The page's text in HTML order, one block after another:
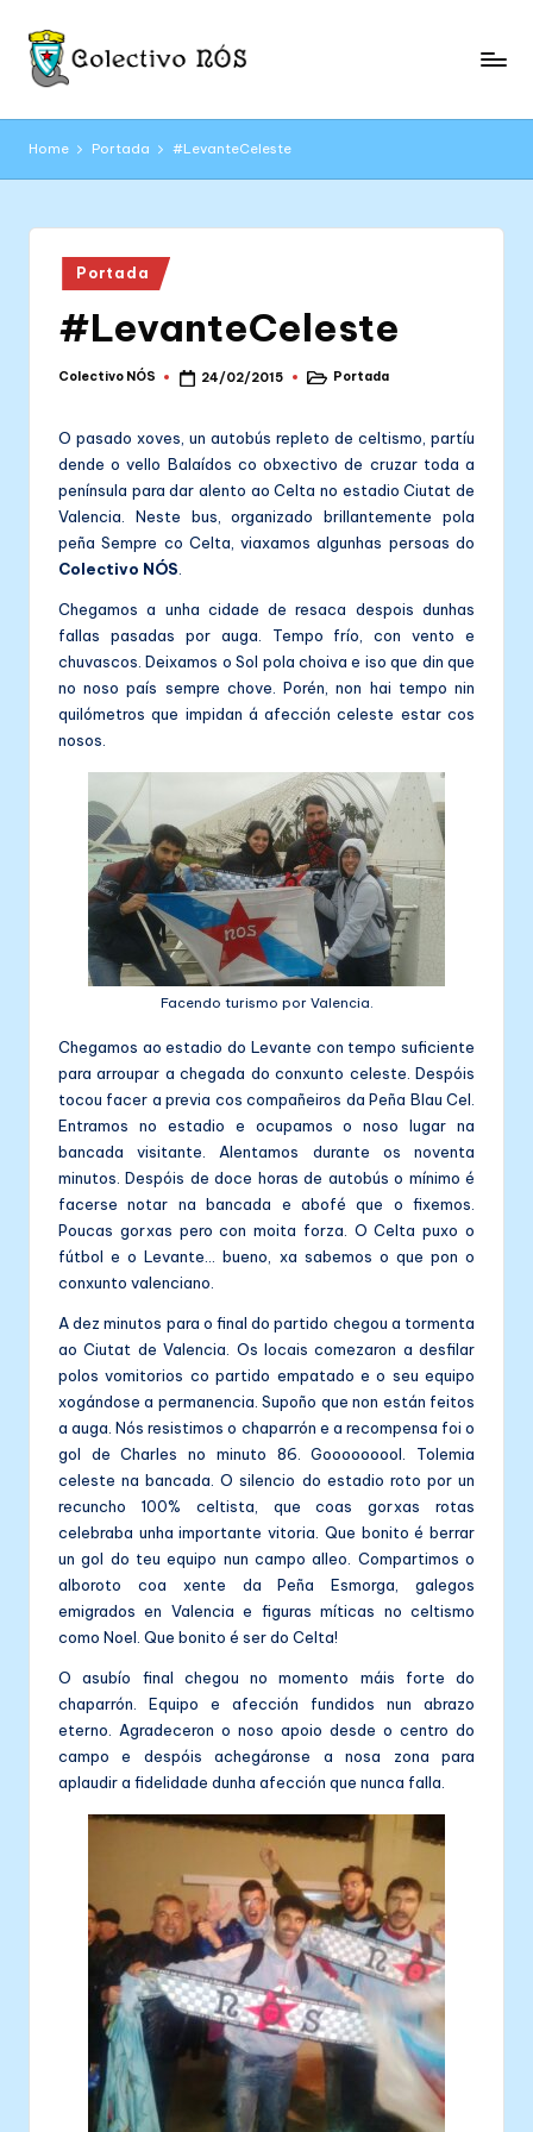
Skip
o
l
e
oficial
Home Portada #LevanteCeleste
Posted
in
Portada
#LevanteCeleste
Posted
Colectivo NÓS 24/02/2015
PostedPortada
O pasado xoves, un autobús repleto de celtismo, partíu
dende o vello Balaídos co obxectivo de cruzar toda a
península para dar alento ao Celta no estadio Ciutat de
Valencia. Neste bus, organizado brillantemente pola
peña Sempre co Celta, viaxamos algunhas persoas do
Colectivo NÓS
Chegamos a unha cidade de resaca despois dunhas
fallas pasadas por auga. Tempo frío, con vento e
chuvascos. Deixamos o Sol pola choiva e iso que din que
no noso país sempre chove. Porén, non hai tempo nin
quilómetros que impidan á afección celeste estar cos
nosos.
Facendo turismo por Valencia.
Chegamos ao estadio do Levante con tempo suficiente
para arroupar a chegada do conxunto celeste. Despóis
tocou facer a previa cos compañeiros da Peña Blau Cel.
Entramos no estadio e ocupamos o noso lugar na
bancada visitante. Alentamos durante os noventa
minutos. Despóis de doce horas de autobús o mínimo é
facerse notar na bancada e abofé que o fixemos.
Poucas gorxas pero con moita forza. O Celta puxo o
fútbol e o Levante… bueno, xa sabemos o que pon o
conxunto valenciano.
A dez minutos para o final do partido chegou a tormenta
ao Ciutat de Valencia. Os locais comezaron a desfilar
polos vomitorios co partido empatado e o seu equipo
xogándose a permanencia. Supoño que non están feitos
a auga. Nós resistimos o chaparrón e a recompensa foi o
gol de Charles no minuto 86. Gooooooool. Tolemia
celeste na bancada. O silencio do estadio roto por un
recuncho 100% celtista, que coas gorxas rotas
celebraba unha importante vitoria. Que bonito é berrar
un gol do teu equipo nun campo alleo. Compartimos o
alboroto coa xente da Peña Esmorga, galegos
emigrados en Valencia e figuras míticas no celtismo
como Noel. Que bonito é ser do Celta!
O asubío final chegou no momento máis forte do
chaparrón. Equipo e afección fundidos nun abrazo
eterno. Agradeceron o noso apoio desde o centro do
campo e despóis achegáronse a nosa zona para
aplaudir a fidelidade dunha afección que nunca falla.